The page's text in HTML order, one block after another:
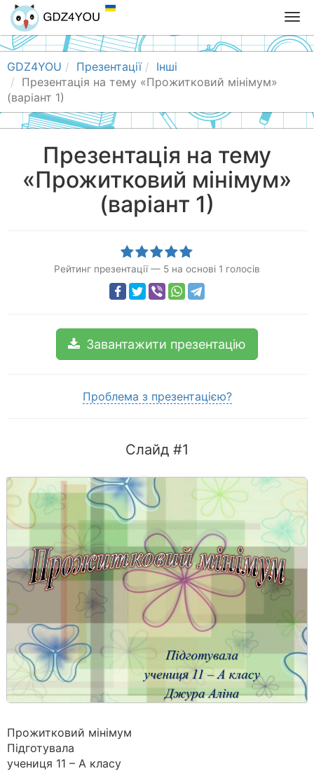
T
o
g
n
a
GDZ4YOU Презентації
Інші
Презентація на тему «Прожитковий мінімум»
(варіант 1)
Презентація на тему
«Прожитковий мінімум»
(варіант 1)
Рейтинг презентації — 5 на основі 1 голосів
Завантажити презентацію
Проблема з презентацією?
Слайд #1
Прожитковий мінімум
Підготувала
учениця 11 – А класу